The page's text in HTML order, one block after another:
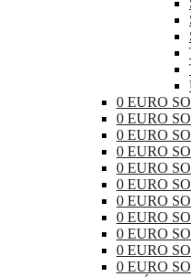
0 EURO
0 EURO
0 EURO
0 EURO
0 EURO
0 EURO
0 EURO
0 EURO
0 EURO
0 EURO
0 EURO